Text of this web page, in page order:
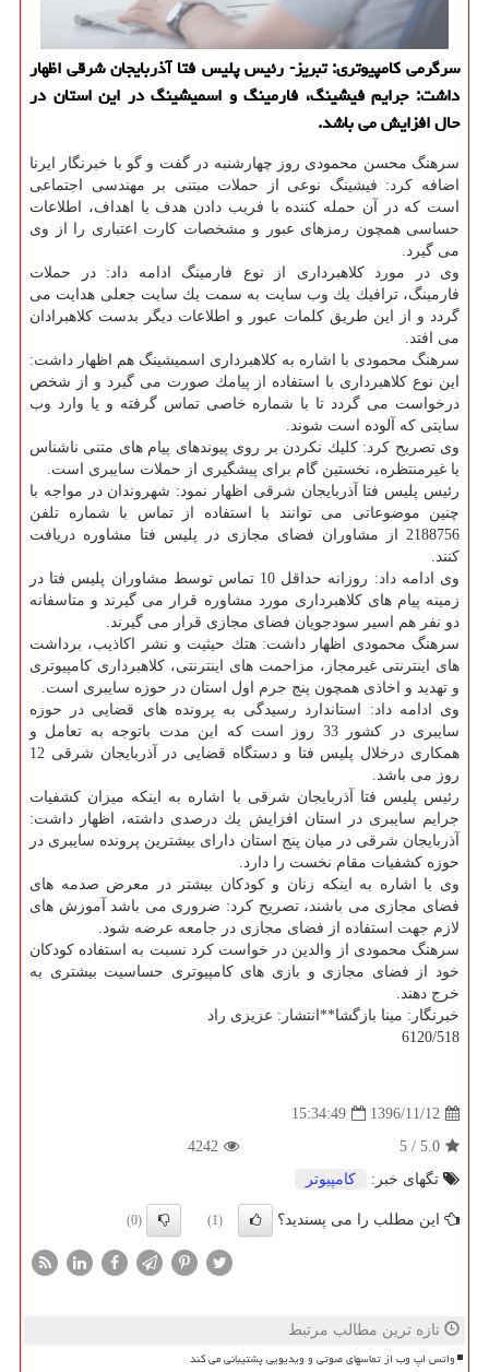
سرگرمی كامپیوتری: تبریز- رئیس پلیس فتا آذربایجان شرقی اظهار
داشت: جرایم فیشینگ، فارمینگ و اسمیشینگ در این استان در
حال افزایش می باشد.
سرهنگ محسن محمودی روز چهارشنبه در گفت و گو با خبرنگار ایرنا
اضافه كرد: فیشینگ نوعی از حملات مبتنی بر مهندسی اجتماعی
است كه در آن حمله كننده با فریب دادن هدف یا اهداف، اطلاعات
حساسی همچون رمزهای عبور و مشخصات كارت اعتباری را از وی
می گیرد.
وی در مورد كلاهبرداری از نوع فارمینگ ادامه داد: در حملات
فارمینگ، ترافیك یك وب سایت به سمت یك سایت جعلی هدایت می
گردد و از این طریق كلمات عبور و اطلاعات دیگر بدست كلاهبرادان
می افتد.
سرهنگ محمودی با اشاره به كلاهبرداری اسمیشینگ هم اظهار داشت:
این نوع كلاهبرداری با استفاده از پیامك صورت می گیرد و از شخص
درخواست می گردد تا با شماره خاصی تماس گرفته و یا وارد وب
سایتی كه آلوده است شوند.
وی تصریح كرد: كلیك نكردن بر روی پیوندهای پیام های متنی ناشناس
یا غیرمنتظره، نخستین گام برای پیشگیری از حملات سایبری است.
رئیس پلیس فتا آذربایجان شرقی اظهار نمود: شهروندان در مواجه با
چنین موضوعاتی می توانند با استفاده از تماس با شماره تلفن
2188756 از مشاوران فضای مجازی در پلیس فتا مشاوره دریافت
كنند.
وی ادامه داد: روزانه حداقل 10 تماس توسط مشاوران پلیس فتا در
زمینه پیام های كلاهبرداری مورد مشاوره قرار می گیرند و متاسفانه
دو نفر هم اسیر سودجویان فضای مجازی قرار می گیرند.
سرهنگ محمودی اظهار داشت: هتك حیثیت و نشر اكاذیب، برداشت
های اینترنتی غیرمجاز، مزاحمت های اینترنتی، كلاهبرداری كامپیوتری
و تهدید و اخاذی همچون پنج جرم اول استان در حوزه سایبری است.
وی ادامه داد: استاندارد رسیدگی به پرونده های قضایی در حوزه
سایبری در كشور 33 روز است كه این مدت باتوجه به تعامل و
همكاری درخلال پلیس فتا و دستگاه قضایی در آذربایجان شرقی 12
روز می باشد.
رئیس پلیس فتا آذربایجان شرقی با اشاره به اینكه میزان كشفیات
جرایم سایبری در استان افزایش یك درصدی داشته، اظهار داشت:
آذربایجان شرقی در میان پنج استان دارای بیشترین پرونده سایبری در
حوزه كشفیات مقام نخست را دارد.
وی با اشاره به اینكه زنان و كودكان بیشتر در معرض صدمه های
فضای مجازی می باشند، تصریح كرد: ضروری می باشد آموزش های
لازم جهت استفاده از فضای مجازی در جامعه عرضه شود.
سرهنگ محمودی از والدین در خواست كرد نسبت به استفاده كودكان
خود از فضای مجازی و بازی های كامپیوتری حساسیت بیشتری به
خرج دهند.
خبرنگار: مینا بازگشا**انتشار: عزیزی راد
6120/518
1396/11/12
15:34:49
5.0
/
5
4242
تگهای خبر:
كامپیوتر
این مطلب را می پسندید؟ (1)
(0)
تازه ترین مطالب مرتبط
واتس اپ وب از تماسهای صوتی و ویدیویی پشتیبانی می کند